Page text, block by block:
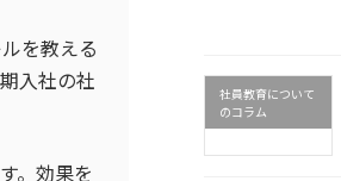
を教える
入社の社
。効果を
社員教育について
のコラム